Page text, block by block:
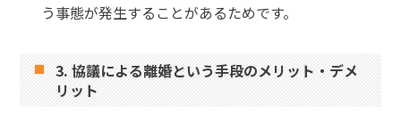
う事態が発生することがあるためです。
3. 協議による離婚という手段のメリット・デメ
リット